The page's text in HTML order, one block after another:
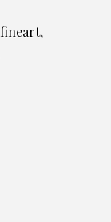
fineart,